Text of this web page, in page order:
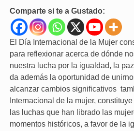
Comparte si te a Gustado:
El Día Internacional de la Mujer
para reflexionar acerca de dónde
nuestra lucha por la igualdad, la
da además la oportunidad de
alcanzar cambios significativos
Internacional de la mujer,
las luchas que han librado las
momentos históricos, a favor de la